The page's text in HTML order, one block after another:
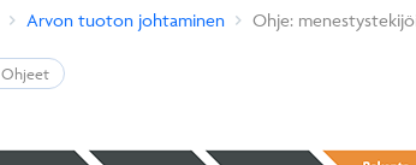
Arvon tuoton johtaminen Ohje:
Ohjeet